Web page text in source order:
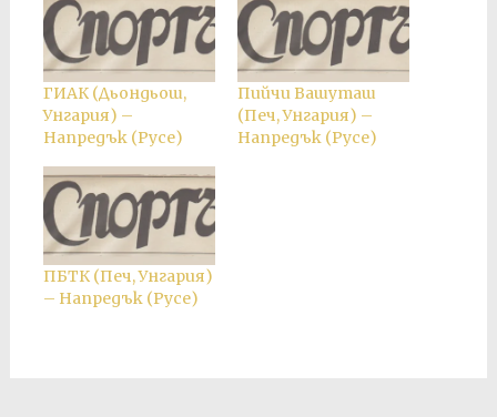
ГИАК (Дьондьош,
Унгария) –
Напредък (Русе)
Пийчи Вашуташ
(Печ, Унгария) –
Напредък (Русе)
ПБТК (Печ, Унгария)
– Напредък (Русе)